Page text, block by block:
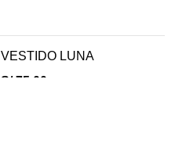
VESTIDO LUNA
S/75.00